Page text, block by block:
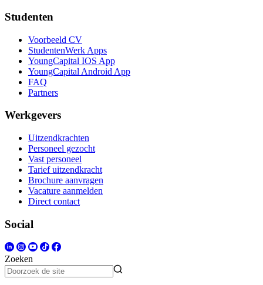
Studenten
Voorbeeld CV
StudentenWerk Apps
YoungCapital IOS App
YoungCapital Android App
FAQ
Partners
Werkgevers
Uitzendkrachten
Personeel gezocht
Vast personeel
Tarief uitzendkracht
Brochure aanvragen
Vacature aanmelden
Direct contact
Social
Zoeken